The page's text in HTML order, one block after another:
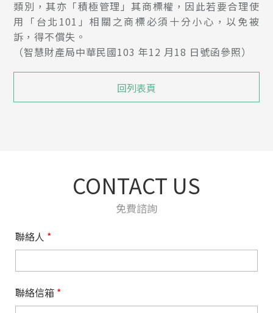
類別，其亦「積極管理」其商標權，因此若要合理使
用「台北101」相關之商標必須十分小心，以免被
訴，得不償失。
（智慧財產局中華民國103 年12 月18 日號函參照）
回列表頁
CONTACT US
免費諮詢
聯絡人 *
聯絡信箱 *